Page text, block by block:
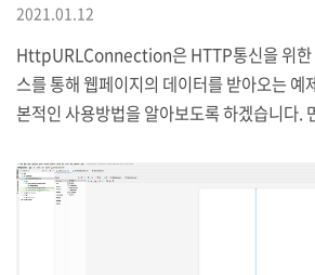
2021.01.12
HttpURLConnection은 HTTP통신을 위한
스를 통해 웹페이지의 데이터를 받아오는 예
본적인 사용방법을 알아보도록 하겠습니다.
같은 태그를 추가하여 인터넷 사용에 대한
Activity.kt의 onCreate() 메서드 안에서
소에 대한 객체를 생성합니다. val url =
m/") url객체에서 openConnection() 메서